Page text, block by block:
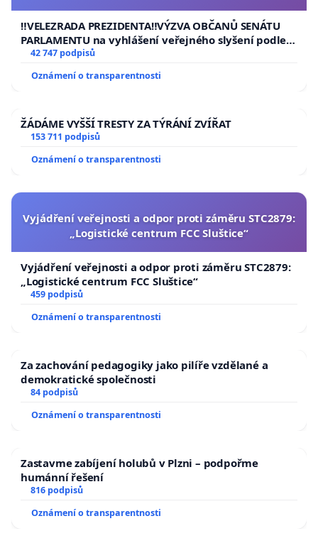
republiky
‼️VELEZRADA PREZIDENTA‼️VÝZVA OBČANŮ SENÁTU
PARLAMENTU na vyhlášení veřejného slyšení podle §
144 jednacího řádu Senátu k návrhu na přijetí
usnesení k podání ústavní žaloby na prezidenta
republiky
42 747 podpisů
Oznámení o transparentnosti
ŽÁDÁME VYŠŠÍ TRESTY ZA TÝRÁNÍ ZVÍŘAT
153 711 podpisů
Oznámení o transparentnosti
Vyjádření veřejnosti a odpor proti záměru STC2879:
„Logistické centrum FCC Sluštice“
Vyjádření veřejnosti a odpor proti záměru STC2879:
„Logistické centrum FCC Sluštice“
459 podpisů
Oznámení o transparentnosti
Za zachování pedagogiky jako pilíře vzdělané a
demokratické společnosti
84 podpisů
Oznámení o transparentnosti
Zastavme zabíjení holubů v Plzni – podpořme
humánní řešení
816 podpisů
Oznámení o transparentnosti